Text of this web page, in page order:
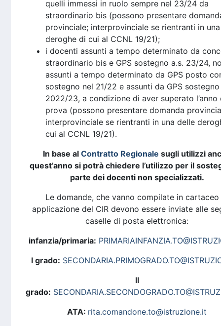
quelli immessi in ruolo sempre nel 23/24 da
straordinario bis (possono presentare
provinciale; interprovinciale se rientranti in
deroghe di cui al CCNL 19/21);
i docenti assunti a tempo determinato da
straordinario bis e GPS sostegno a.s. 23/24,
assunti a tempo determinato da GPS posto
sostegno nel 21/22 e assunti da GPS sostegno
2022/23, a condizione di aver superato l’anno
prova (possono presentare domanda
interprovinciale se rientranti in una delle
cui al CCNL 19/21).
In base al Contratto Regionale sugli utilizzi
quest’anno si potrà chiedere l’utilizzo per il
parte dei docenti non specializzati.
Le domande, che vanno compilate in cartaceo
applicazione del CIR devono essere inviate alle
caselle di posta elettronica:
infanzia/primaria:
I grado:
II
grado:
ATA: rita.comandone.to@istruzione.it